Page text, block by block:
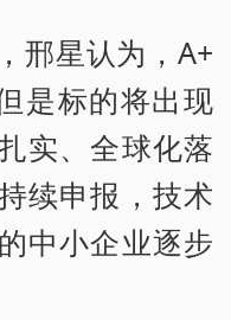
邢星认为，A+
是标的将出现
实、全球化落
续申报，技术
中小企业逐步